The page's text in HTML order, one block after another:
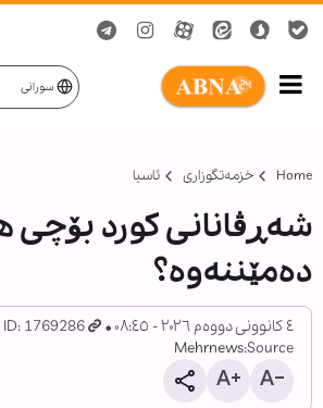
سورانی
Home خزمەتگوزاری ئاسیا
شەڕڤانانی کورد بۆچی
دەمێننەوە؟
٤ کانوونی دووەم ٢٠٢٦ - ٠٨:٤٥
ID: 1769286
Source:
Mehrnews